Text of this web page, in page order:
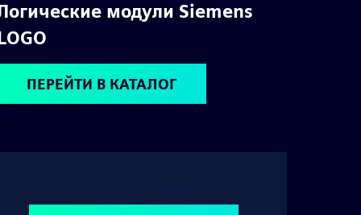
модули Siemens
ПЕРЕЙТИ В КАТАЛОГ